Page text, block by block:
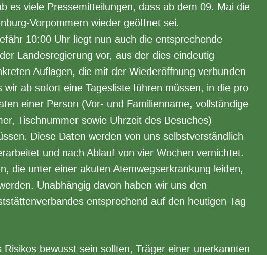
es viele Pressemitteilungen, dass ab dem 09. Mai die
Vorpommern wieder geöffnet sei.
10:00 Uhr liegt nun auch die entsprechende
Landesregierung vor, aus der dies eindeutig
Auflagen, die mit der Wiederöffnung verbunden
wir ab sofort eine Tagesliste führen müssen, in die pro
einer Person (Vor- und Familienname, vollständige
Tischnummer sowie Uhrzeit des Besuches)
Diese Daten werden von uns selbstverständlich
und nach Ablauf von vier Wochen vernichtet.
die unter einer akuten Atemwegserkrankung leiden,
Unabhängig davon haben wir uns den
entsprechend auf den heutigen Tag
Risikos bewusst sein sollten, Träger einer unerkannten